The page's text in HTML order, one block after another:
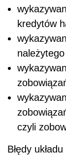
kredytów
czyli
Błędy